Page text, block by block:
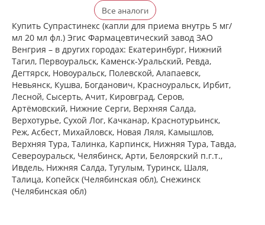
Ксизал (таблетки покрытые
пленочной оболочкой 5 мг N14) ЮСБ
Фаршим С.А. - Швейцария
есть в 2 аптеках
от 727,00 до 727,00
Ксизал (таблетки покрытые
пленочной оболочкой 5 мг N7) ЮСБ
Фаршим С.А. - Швейцария
есть в 2 аптеках
от 442,00 до 442,00
Ксизал (капли для приема внутрь 5
мг/мл 10 мл, флакон-капельница)
ЮСБ Фаршим С.А., Эйсика
Фармасьютикалз С.р.Л. - Италия
есть в 4 аптеках
Все аналоги
Купить Супрастинекс (капли для приема внутрь 5 мг/
мл 20 мл фл.) Эгис Фармацевтический завод ЗАО
Венгрия – в других городах: Екатеринбург, Нижний
Тагил, Первоуральск, Каменск-Уральский, Ревда,
Дегтярск, Новоуральск, Полевской, Алапаевск,
Невьянск, Кушва, Богданович, Красноуральск, Ирбит,
Лесной, Сысерть, Ачит, Кировград, Серов,
Артёмовский, Нижние Cерги, Верхняя Салда,
Верхотурье, Сухой Лог, Качканар, Краснотурьинск,
Реж, Асбест, Михайловск, Новая Ляля, Камышлов,
Верхняя Тура, Талинка, Карпинск, Нижняя Тура, Тавда,
Североуральск, Челябинск, Арти, Белоярский п.г.т.,
Ивдель, Нижняя Салда, Тугулым, Туринск, Шаля,
Талица, Копейск (Челябинская обл), Снежинск
(Челябинская обл)